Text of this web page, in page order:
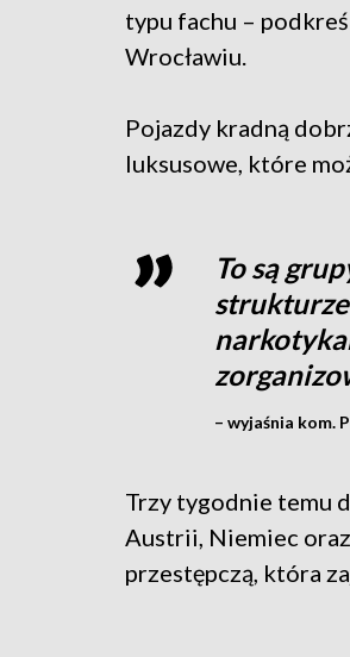
typu fachu –
Wrocławiu.
Pojazdy kradną
luksusowe, które
To są
– wyjaśnia kom.
Trzy tygodnie temu
Austrii, Niemiec
przestępczą, która